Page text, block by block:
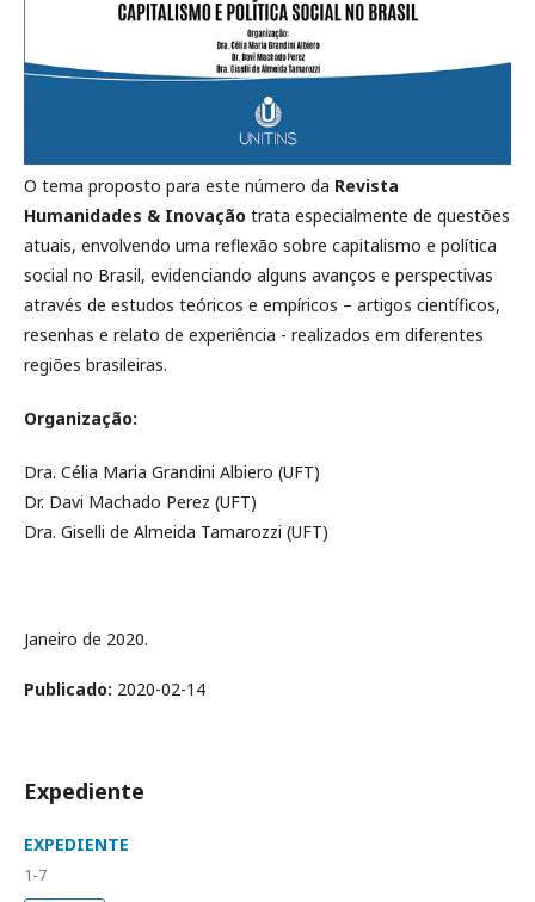
O tema proposto para este número da Revista
Humanidades & Inovação trata especialmente de questões
atuais, envolvendo uma reflexão sobre capitalismo e política
social no Brasil, evidenciando alguns avanços e perspectivas
através de estudos teóricos e empíricos – artigos científicos,
resenhas e relato de experiência - realizados em diferentes
regiões brasileiras.
Organização:
Dra. Célia Maria Grandini Albiero (UFT)
Dr. Davi Machado Perez (UFT)
Dra. Giselli de Almeida Tamarozzi (UFT)
Janeiro de 2020.
Publicado: 2020-02-14
Expediente
EXPEDIENTE
1-7